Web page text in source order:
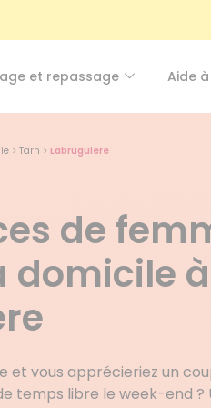
et repassage Aide
> Tarn > Labruguiere
de
domicile à
et vous apprécieriez un
temps libre le week-end ?